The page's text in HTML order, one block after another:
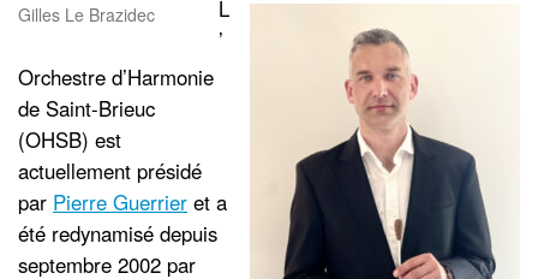
Gilles Le Brazidec
L
’
Orchestre d’Harmonie
de Saint-Brieuc
(OHSB) est
actuellement présidé
par Pierre Guerrier et a
été redynamisé depuis
septembre 2002 par